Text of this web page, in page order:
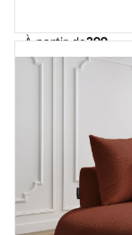
À partir de399.-